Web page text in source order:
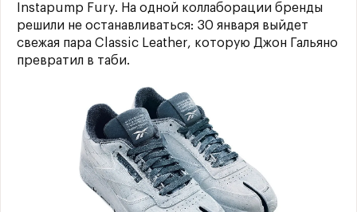
Instapump Fury. На одной коллаборации бренды
решили не останавливаться: 30 января выйдет
свежая пара Classic Leather, которую Джон Гальяно
превратил в таби.